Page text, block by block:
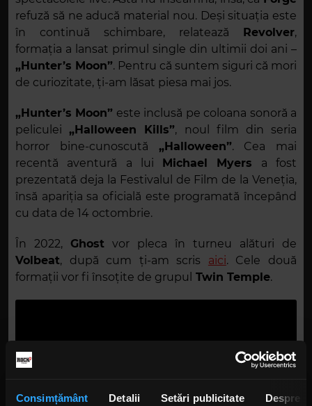
Consimțământ Detalii Setări publicitate Despre
refuză să ne aducă material nou. Deși situația este
în continuă schimbare, relatează Revolver,
formația a lansat primul single din ultimii doi ani –
„Hunter’s Moon”. Pentru că suntem siguri că mori
de curiozitate, ți-am lăsat piesa mai jos.
„Hunter’s Moon” este inclusă pe coloana sonoră a
peliculei„Halloween Kills”, noul film din seria
horror bine-cunoscută „Halloween”. Cea mai
recentă aventură a lui Michael Myers a fost
prezentată deja la Festivalul de Film de la Veneția,
însă apariția sa oficială este programată începând
cu data de 14 octombrie.
În 2022, Ghost vor pleca în turneu alături de
Volbeat, după cum ți-am scris aici. Cele două
formații vor fi însoțite de grupul Twin Temple.